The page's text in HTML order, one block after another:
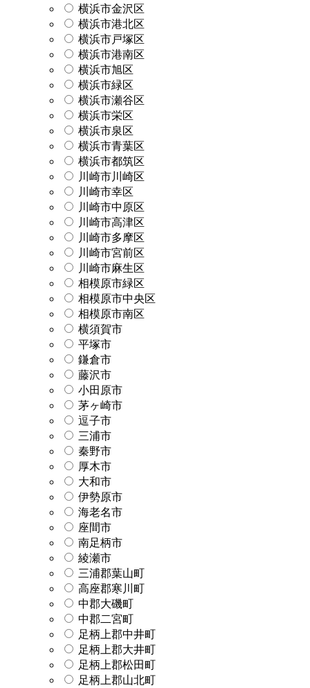
横浜市金沢区
横浜市港北区
横浜市戸塚区
横浜市港南区
横浜市旭区
横浜市緑区
横浜市瀬谷区
横浜市栄区
横浜市泉区
横浜市青葉区
横浜市都筑区
川崎市川崎区
川崎市幸区
川崎市中原区
川崎市高津区
川崎市多摩区
川崎市宮前区
川崎市麻生区
相模原市緑区
相模原市中央区
相模原市南区
横須賀市
平塚市
鎌倉市
藤沢市
小田原市
茅ヶ崎市
逗子市
三浦市
秦野市
厚木市
大和市
伊勢原市
海老名市
座間市
南足柄市
綾瀬市
三浦郡葉山町
高座郡寒川町
中郡大磯町
中郡二宮町
足柄上郡中井町
足柄上郡大井町
足柄上郡松田町
足柄上郡山北町